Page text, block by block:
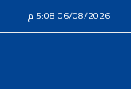
06/08/2026 5:08 م